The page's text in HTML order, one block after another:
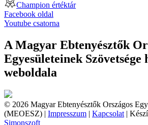
Champion értéktár
Facebook oldal
Youtube csatorna
A Magyar Ebtenyésztők
Egyesületeinek Szövetsége
weboldala
© 2026 Magyar Ebtenyésztők Országos
(MEOESZ) | Impresszum | Kapcsolat |
Simonszoft